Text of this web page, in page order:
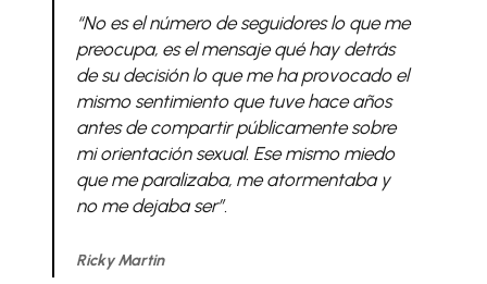
“No es el número de seguidores lo que me
preocupa, es el mensaje qué hay detrás
de su decisión lo que me ha provocado el
mismo sentimiento que tuve hace años
antes de compartir públicamente sobre
mi orientación sexual. Ese mismo miedo
que me paralizaba, me atormentaba y
no me dejaba ser”.
Ricky Martin